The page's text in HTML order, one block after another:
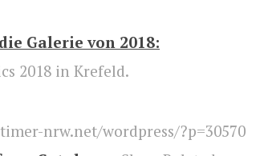
Galerie von 2018:
2018 in Krefeld.
nrw.net/wordpress/?p=30570